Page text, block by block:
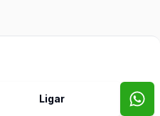
Ligar
Tecnologia Loft